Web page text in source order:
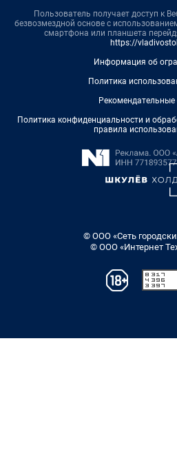
Пользователь получает доступ к
безвозмездной основе с
смартфона или планшета
https://
Информация об
Политика
Политика конфиденциальности и
правила
© ООО «Сеть
© ООО «Интернет